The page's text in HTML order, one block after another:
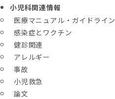
小児科関連情報
医療マニュアル・ガイドライン
感染症とワクチン
健診関連
アレルギー
事故
小児救急
論文